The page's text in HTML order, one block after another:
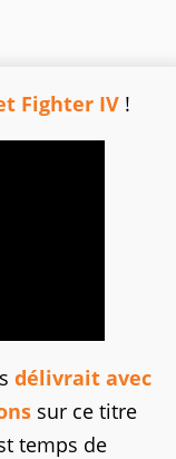
Fighter IV !
délivrait avec
sur ce titre
temps de